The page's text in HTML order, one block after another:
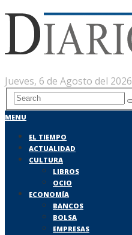
Jueves, 6 de Agosto del 2026
MENU
EL TIEMPO
ACTUALIDAD
CULTURA
LIBROS
OCIO
ECONOMÍA
BANCOS
BOLSA
EMPRESAS